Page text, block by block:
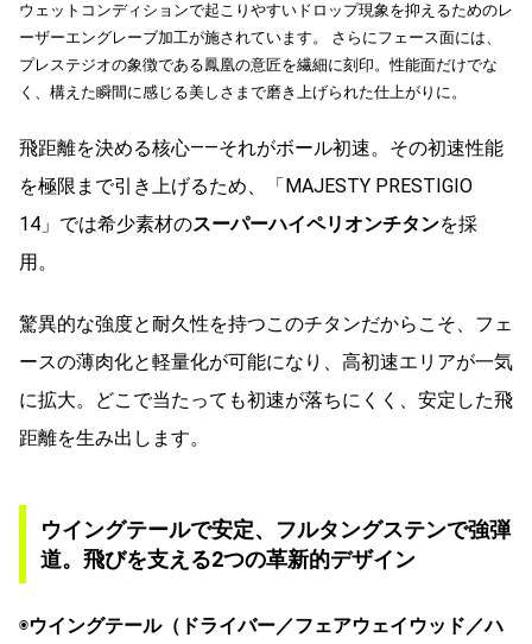
ウェットコンディションで起こりやすいドロップ現象を抑えるためのレ
ーザーエングレーブ加工が施されています。 さらにフェース面には、
プレステジオの象徴である鳳凰の意匠を繊細に刻印。性能面だけでな
く、構えた瞬間に感じる美しさまで磨き上げられた仕上がりに。
飛距離を決める核心——それがボール初速。その初速性能
を極限まで引き上げるため、「MAJESTY PRESTIGIO
14」では希少素材のスーパーハイペリオンチタンを採
用。
驚異的な強度と耐久性を持つこのチタンだからこそ、フェ
ースの薄肉化と軽量化が可能になり、高初速エリアが一気
に拡大。どこで当たっても初速が落ちにくく、安定した飛
距離を生み出します。
ウイングテールで安定、フルタングステンで強弾
道。飛びを支える2つの革新的デザイン
◉ウイングテール（ドライバー／フェアウェイウッド／ハ